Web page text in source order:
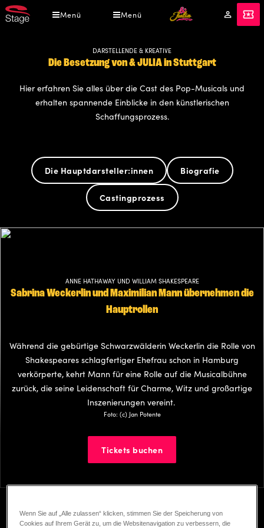
Direkt
zum
Menü Menü
Mein
Konto
Tickets
DARSTELLENDE & KREATIVE
Die Besetzung von & JULIA in Stuttgart
Hier erfahren Sie alles über die Cast des Pop-Musicals und
erhalten spannende Einblicke in den künstlerischen
Schaffungsprozess.
Die Hauptdarsteller:innen Biografie
Castingprozess
ANNE HATHAWAY UND WILLIAM SHAKESPEARE
Sabrina Weckerlin und Maximilian Mann übernehmen die
Hauptrollen
Während die gebürtige Schwarzwälderin Weckerlin die Rolle von
Shakespeares schlagfertiger Ehefrau schon in Hamburg
verkörperte, kehrt Mann für eine Rolle auf die Musicalbühne
zurück, die seine Leidenschaft für Charme, Witz und großartige
Inszenierungen vereint.
Foto: (c) Jan Potente
Tickets buchen
Lernen Sie die Hauptdarsteller:innen kennen
Wenn Sie auf „Alle zulassen“ klicken, stimmen Sie der Speicherung von
Cookies auf Ihrem Gerät zu, um die Websitenavigation zu verbessern, die